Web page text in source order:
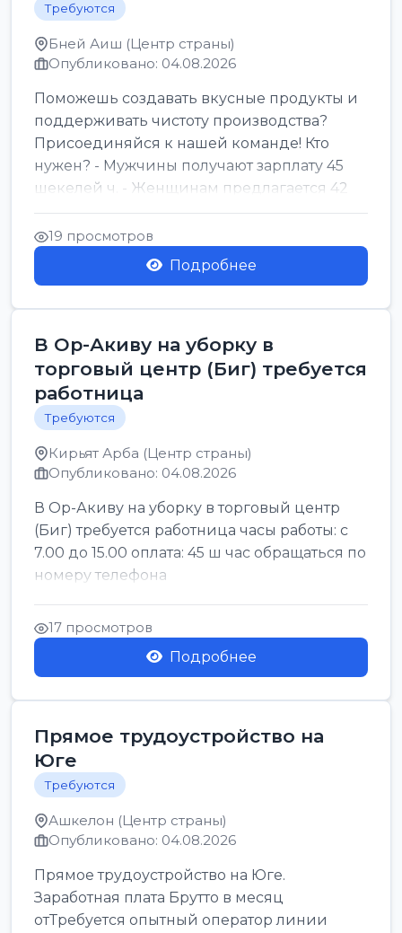
Требуются
Бней Аиш (Центр страны)
Опубликовано: 04.08.2026
Поможешь создавать вкусные продукты и
поддерживать чистоту производства?
Присоединяйся к нашей команде! Кто
нужен? - Мужчины получают зарплату 45
шекелей ч. - Женщинам предлагается 42
шекеля ч. График...
19 просмотров
Подробнее
В Ор-Акиву на уборку в
торговый центр (Биг) требуется
работница
Требуются
Кирьят Арба (Центр страны)
Опубликовано: 04.08.2026
В Ор-Акиву на уборку в торговый центр
(Биг) требуется работница часы работы: с
7.00 до 15.00 оплата: 45 ш час обращаться по
номеру телефона
17 просмотров
Подробнее
Прямое трудоустройство на
Юге
Требуются
Ашкелон (Центр страны)
Опубликовано: 04.08.2026
Прямое трудоустройство на Юге.
Заработная плата Брутто в месяц
отТребуется опытный оператор линии